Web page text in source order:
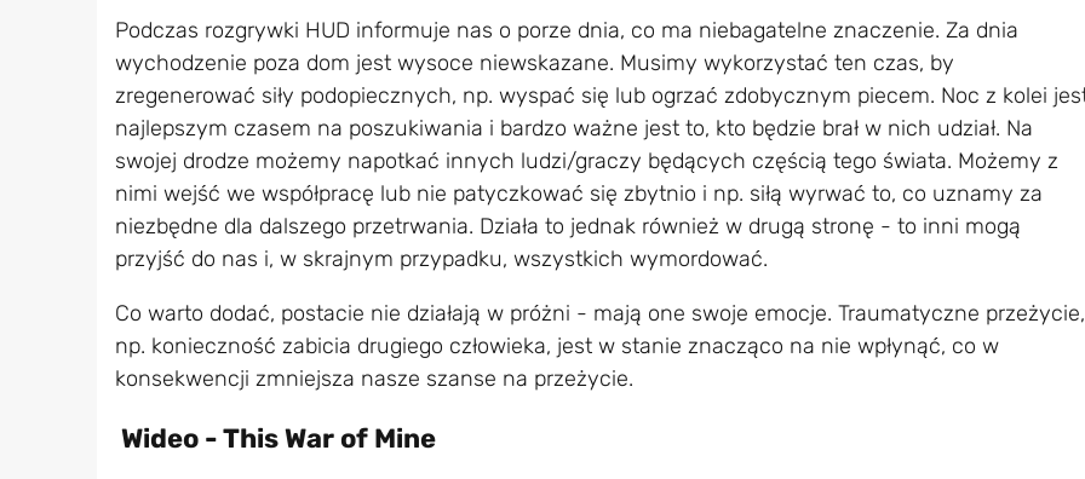
Podczas rozgrywki HUD informuje nas o porze dnia, co ma niebagatelne znaczenie. Za dnia
wychodzenie poza dom jest wysoce niewskazane. Musimy wykorzystać ten czas, by
zregenerować siły podopiecznych, np. wyspać się lub ogrzać zdobycznym piecem. Noc z kolei
najlepszym czasem na poszukiwania i bardzo ważne jest to, kto będzie brał w nich udział. Na
swojej drodze możemy napotkać innych ludzi/graczy będących częścią tego świata. Możemy z
nimi wejść we współpracę lub nie patyczkować się zbytnio i np. siłą wyrwać to, co uznamy za
niezbędne dla dalszego przetrwania. Działa to jednak również w drugą stronę - to inni mogą
przyjść do nas i, w skrajnym przypadku, wszystkich wymordować.
Co warto dodać, postacie nie działają w próżni - mają one swoje emocje. Traumatyczne przeżycie,
np. konieczność zabicia drugiego człowieka, jest w stanie znacząco na nie wpłynąć, co w
konsekwencji zmniejsza nasze szanse na przeżycie.
Wideo - This War of Mine